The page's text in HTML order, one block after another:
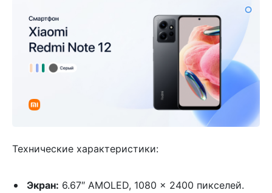
Технические характеристики:
Экран: 6.67″ AMOLED, 1080 x 2400 пикселей.